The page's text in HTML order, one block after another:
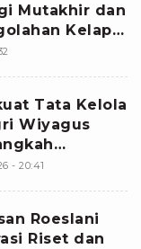
Mutakhir dan
Kelapa
Tata Kelola
Wiyagus
- 20:41
Roeslani
Riset dan